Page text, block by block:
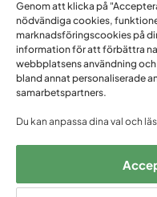
Vi
Följ oss
Genom att klicka på
nödvändiga cookies,
marknadsföringscookies på
information för att förbättra
webbplatsens användning
bland annat personaliserade
samarbetspartners.
Du kan anpassa dina val och